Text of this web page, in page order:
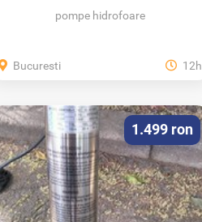
pompe hidrofoare
Bucuresti 12h
1.499 ron